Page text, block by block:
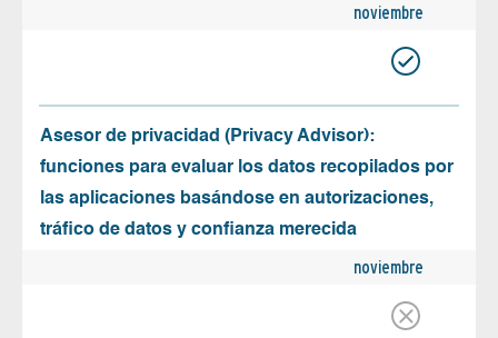
noviembre
Asesor de privacidad (Privacy Advisor):
funciones para evaluar los datos recopilados por
las aplicaciones basándose en autorizaciones,
tráfico de datos y confianza merecida
noviembre